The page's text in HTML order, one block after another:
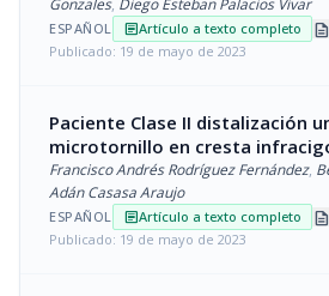
Gonzales, Diego Esteban Palacios Vivar
ESPAÑOL articleArtículo a texto completo description
Publicado: 19 de mayo de 2023
Paciente Clase II distalización
microtornillo en cresta
Francisco Andrés Rodríguez Fernández,
Adán Casasa Araujo
ESPAÑOL articleArtículo a texto completo description
Publicado: 19 de mayo de 2023